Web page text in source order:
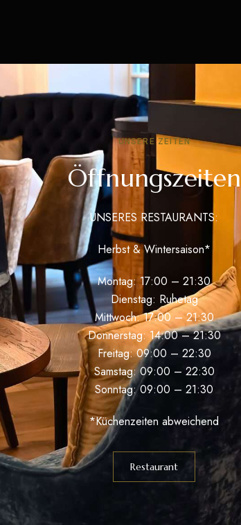
UNSERE ZEITEN
Öffnungszeiten
UNSERES RESTAURANTS:
Herbst & Wintersaison*
Montag: 17:00 – 21:30
Dienstag: Ruhetag
Mittwoch: 17:00 – 21:30
Donnerstag: 14:00 – 21:30
Freitag: 09:00 – 22:30
Samstag: 09:00 – 22:30
Sonntag: 09:00 – 21:30
*Küchenzeiten abweichend
Restaurant